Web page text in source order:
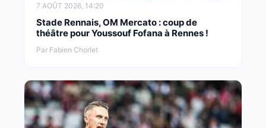
7 AOÛT 2026, 14:20
Stade Rennais, OM Mercato : coup de
théâtre pour Youssouf Fofana à Rennes !
Par Fabien Chorlet